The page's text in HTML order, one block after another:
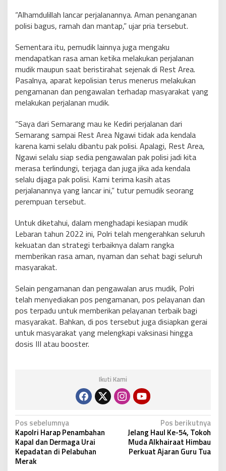
“Alhamdulillah lancar perjalanannya. Aman penanganan
polisi bagus, ramah dan mantap,” ujar pria tersebut.
Sementara itu, pemudik lainnya juga mengaku
mendapatkan rasa aman ketika melakukan perjalanan
mudik maupun saat beristirahat sejenak di Rest Area.
Pasalnya, aparat kepolisian terus menerus melakukan
pengamanan dan pengawalan terhadap masyarakat yang
melakukan perjalanan mudik.
“Saya dari Semarang mau ke Kediri perjalanan dari
Semarang sampai Rest Area Ngawi tidak ada kendala
karena kami selalu dibantu pak polisi. Apalagi, Rest Area,
Ngawi selalu siap sedia pengawalan pak polisi jadi kita
merasa terlindungi, terjaga dan juga jika ada kendala
selalu dijaga pak polisi. Kami terima kasih atas
perjalanannya yang lancar ini,” tutur pemudik seorang
perempuan tersebut.
Untuk diketahui, dalam menghadapi kesiapan mudik
Lebaran tahun 2022 ini, Polri telah mengerahkan seluruh
kekuatan dan strategi terbaiknya dalam rangka
memberikan rasa aman, nyaman dan sehat bagi seluruh
masyarakat.
Selain pengamanan dan pengawalan arus mudik, Polri
telah menyediakan pos pengamanan, pos pelayanan dan
pos terpadu untuk memberikan pelayanan terbaik bagi
masyarakat. Bahkan, di pos tersebut juga disiapkan gerai
untuk masyarakat yang melengkapi vaksinasi hingga
dosis III atau booster.
Ikuti Kami
N
a
v
Pos sebelumnya
Kapolri Harap Penambahan
Kapal dan Dermaga Urai
Kepadatan di Pelabuhan
Merak
Pos berikutnya
Jelang Haul Ke-54, Tokoh
Muda Alkhairaat Himbau
Perkuat Ajaran Guru Tua